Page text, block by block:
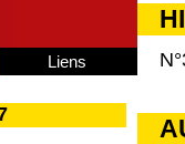
Liens